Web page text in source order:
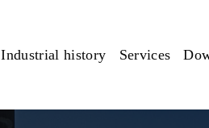
Industrial history Services